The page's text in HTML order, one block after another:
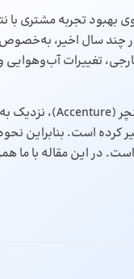
بهبود تجربه مشتری
چند سال اخیر،
تغییرات
کرده است. بنابراین
است. در این مقاله با